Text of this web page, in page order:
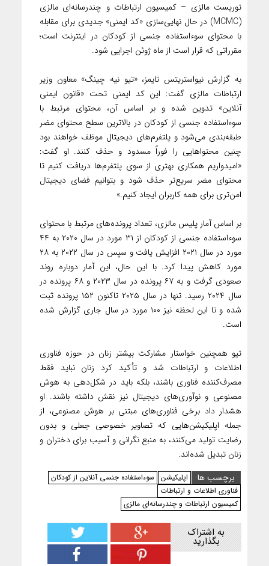
توریست مالزی – کمیسیون ارتباطات و چندرسانه‌ای مالزی
(MCMC) در حال نهایی‌سازی «کد ایمنی» جدیدی برای مقابله
با محتوای سوءاستفاده جنسی از کودکان در اینترنت است؛
مقرراتی که قرار است از ماه ژوئن اجرایی شود.
به گزارش نیواستریتس تایمز، «تیو نیه چینگ» معاون وزیر
ارتباطات مالزی گفت: این کد ایمنی تحت «قانون ایمنی
آنلاین» تدوین شده و بر اساس آن، محتوای مرتبط با
سوءاستفاده جنسی از کودکان در بالاترین سطح محتوای مضر
طبقه‌بندی می‌شود و پلتفرم‌های دیجیتال موظف خواهند بود
چنین محتواهایی را فوراً مسدود و حذف کنند. او گفت:
«امیدواریم همکاری بهتری از سوی پلتفرم‌ها دریافت کنیم تا
محتوای مضر سریع‌تر حذف شود و بتوانیم فضای دیجیتال
امن‌تری برای همه کاربران ایجاد کنیم.»
بر اساس آمار پلیس مالزی، تعداد پرونده‌های مرتبط با محتوای
سوءاستفاده جنسی از کودکان از ۳۱ مورد در سال ۲۰۲۰ به ۴۴
مورد در سال ۲۰۲۱ افزایش یافت و سپس در سال ۲۰۲۲ به ۲۸
مورد کاهش پیدا کرد. با این حال، این آمار دوباره روند
صعودی گرفت و به ۶۷ پرونده در سال ۲۰۲۳ و ۶۸ پرونده در
سال ۲۰۲۴ رسید. تنها در سال ۲۰۲۵ تاکنون ۱۵۲ پرونده ثبت
شده و تا این لحظه نیز ۱۰۰ مورد در سال جاری گزارش شده
است.
تیو همچنین خواستار مشارکت بیشتر زنان در حوزه فناوری
اطلاعات و ارتباطات شد و تأکید کرد زنان نباید فقط
مصرف‌کننده فناوری باشند، بلکه باید در شکل‌دهی به هوش
مصنوعی و نوآوری‌های دیجیتال نیز نقش داشته باشند. او
هشدار داد برخی فناوری‌های مبتنی بر هوش مصنوعی، از
جمله اپلیکیشن‌هایی که تصاویر خصوصی جعلی و بدون
رضایت تولید می‌کنند، به منبع نگرانی و آسیب برای دختران و
زنان تبدیل شده‌اند.
برچسب ها
اپلیکیشن
سوءاستفاده جنسی آنلاین از کودکان
فناوری اطلاعات و ارتباطات
کمیسیون ارتباطات و چندرسانه‌ای مالزی
به اشتراک
بگذارید